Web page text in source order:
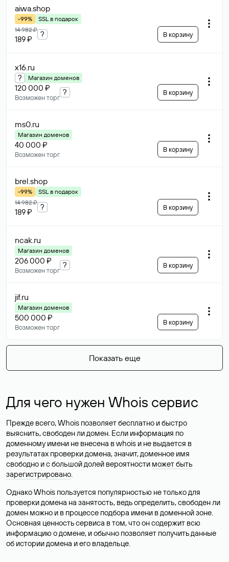
aiwa.shop
-99%
SSL в подарок
14 982 ₽
189 ₽
? В корзину
x16.ru
? Магазин доменов
120 000 ₽
Возможен торг
? В корзину
ms0.ru
Магазин доменов
40 000 ₽
Возможен торг
В корзину
brel.shop
-99%
SSL в подарок
14 982 ₽
189 ₽
? В корзину
ncak.ru
Магазин доменов
206 000 ₽
Возможен торг
? В корзину
jif.ru
Магазин доменов
500 000 ₽
Возможен торг
В корзину
Показать еще
Для чего нужен Whois сервис
Прежде всего, Whois позволяет бесплатно и быстро
выяснить, свободен ли домен. Если информация по
доменному имени не внесена в whois и не выдается в
результатах проверки домена, значит, доменное имя
свободно и с большой долей вероятности может быть
зарегистрировано.
Однако Whois пользуется популярностью не только для
проверки домена на занятость, ведь определить, свободен ли
домен можно и в процессе подбора имени в доменной зоне.
Основная ценность сервиса в том, что он содержит всю
информацию о домене, и обычно позволяет получить данные
об истории домена и его владельце.